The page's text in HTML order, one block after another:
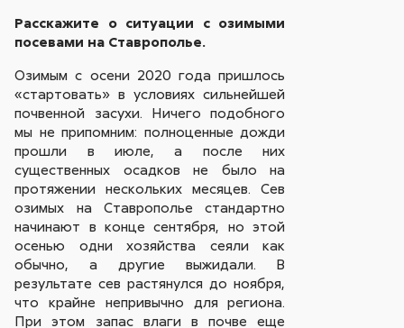
Расскажите о ситуации с озимыми
посевами на Ставрополье.
Озимым с осени 2020 года пришлось
«стартовать» в условиях сильнейшей
почвенной засухи. Ничего подобного
мы не припомним: полноценные дожди
прошли в июле, а после них
существенных осадков не было на
протяжении нескольких месяцев. Сев
озимых на Ставрополье стандартно
начинают в конце сентября, но этой
осенью одни хозяйства сеяли как
обычно, а другие выжидали. В
результате сев растянулся до ноября,
что крайне непривычно для региона.
При этом запас влаги в почве еще